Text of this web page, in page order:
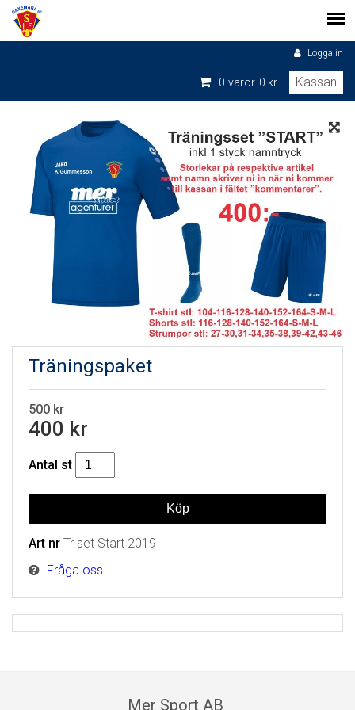
Logga in
0 varor 0 kr Kassan
Träningspaket
500 kr
400 kr
Antal st
Art nr Tr set Start 2019
Fråga oss
Mer Sport AB